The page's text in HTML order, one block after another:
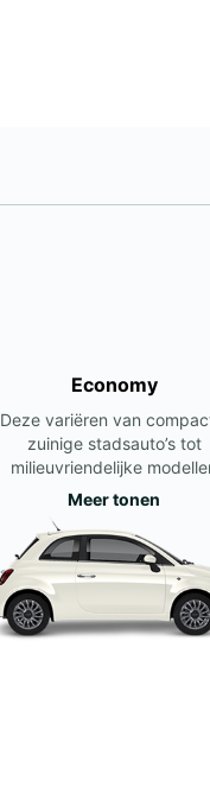
Economy
Deze variëren van
zuinige stadsauto’s tot
milieuvriendelijke
Meer tonen